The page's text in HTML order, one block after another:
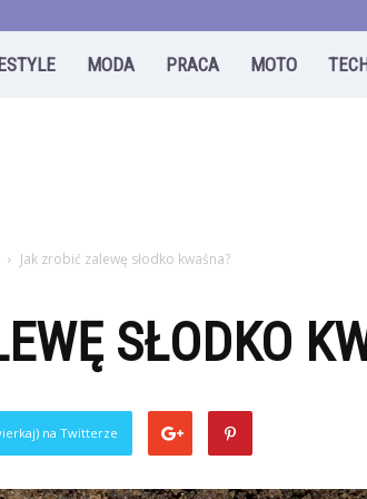
MODA PRACA MOTO
Jak zrobić zalewę słodko kwaśna?
SŁODKO
na Twitterze